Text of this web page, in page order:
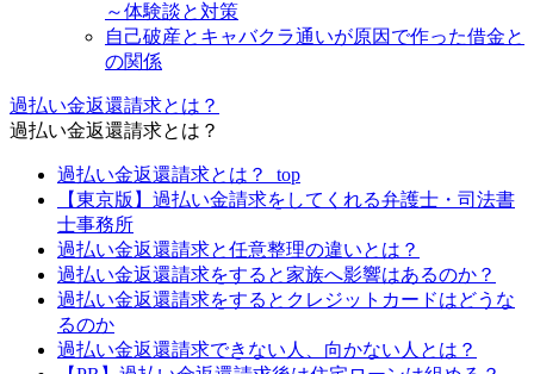
～体験談と対策
自己破産とキャバクラ通いが原因で作った借金と
の関係
過払い金返還請求とは？
過払い金返還請求とは？
過払い金返還請求とは？_top
【東京版】過払い金請求をしてくれる弁護士・司法書
士事務所
過払い金返還請求と任意整理の違いとは？
過払い金返還請求をすると家族へ影響はあるのか？
過払い金返還請求をするとクレジットカードはどうな
るのか
過払い金返還請求できない人、向かない人とは？